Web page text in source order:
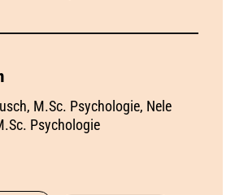
M.Sc. Psychologie, Nele
Psychologie